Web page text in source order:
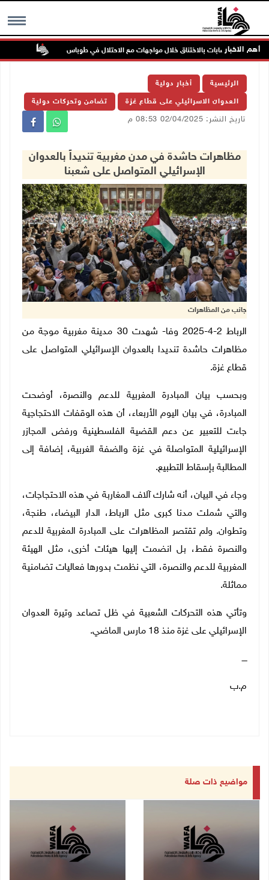
MENU أهم الاخبارإصابات بالاختناق خلال مواجهات مع الاحتلال في طوباس
الرئيسية أخبار دولية
العدوان الاسرائيلي على قطاع غزة تضامن وتحركات دولية
تاريخ النشر: 02/04/2025 08:53 م
مظاهرات حاشدة في مدن مغربية تنديداً بالعدوان
الإسرائيلي المتواصل على شعبنا
جانب من المظاهرات
الرباط 2-4-2025 وفا-
شهدت 30 مدينة مغربية موجة من
مظاهرات حاشدة تنديدا بالعدوان الإسرائيلي المتواصل على
قطاع غزة.
وبحسب بيان المبادرة المغربية للدعم والنصرة، أوضحت
المبادرة، في بيان اليوم الأربعاء، أن هذه الوقفات الاحتجاجية
جاءت للتعبير عن دعم القضية الفلسطينية ورفض المجازر
الإسرائيلية المتواصلة في غزة والضفة الغربية، إضافة إلى
المطالبة بإسقاط التطبيع.
وجاء في البيان، أنه شارك آلاف المغاربة في هذه الاحتجاجات،
والتي شملت مدنا كبرى مثل الرباط، الدار البيضاء، طنجة،
وتطوان. ولم تقتصر المظاهرات على المبادرة المغربية للدعم
والنصرة فقط، بل انضمت إليها هيئات أخرى، مثل الهيئة
المغربية للدعم والنصرة، التي نظمت بدورها فعاليات تضامنية
مماثلة.
وتأتي هذه التحركات الشعبية في ظل تصاعد وتيرة العدوان
الإسرائيلي على غزة منذ 18 مارس الماضي.
ــــ
م.ب
مواضيع ذات صلة